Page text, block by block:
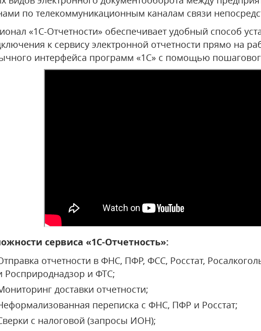
по телекоммуникационным каналам связи
«1С-Отчетности» обеспечивает удобный способ
к сервису электронной отчетности прямо на
интерфейса программ «1С» с помощью
сервиса «1С-Отчетность»:
отчетности в ФНС, ПФР, ФСС, Росстат,
Росприроднадзор и ФТС;
доставки отчетности;
переписка с ФНС, ПФР и Росстат;
с налоговой (запросы ИОН);